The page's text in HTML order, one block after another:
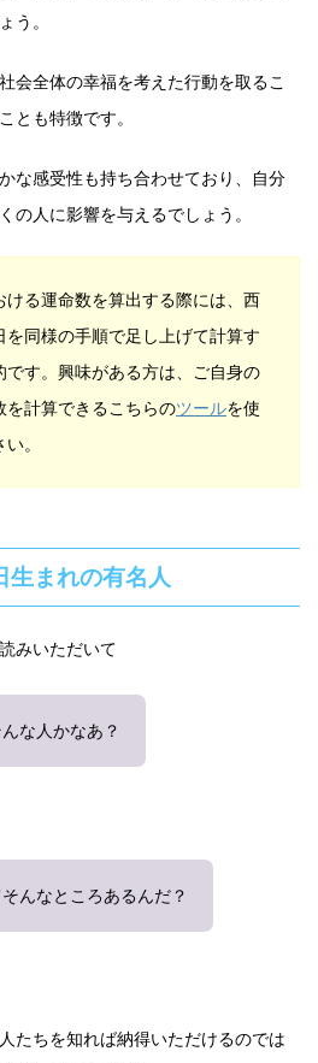
う。
会全体の幸福を考えた行動を取るこ
とも特徴です。
な感受性も持ち合わせており、自分
の人に影響を与えるでしょう。
ける運命数を算出する際には、西
を同様の手順で足し上げて計算す
です。興味がある方は、ご自身の
を計算できるこちらのツールを使
。
生まれの有名人
みいただいて
な人かなあ？
んなところあるんだ？
たちを知れば納得いただけるのでは